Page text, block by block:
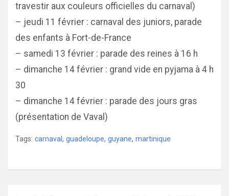
travestir aux couleurs officielles du carnaval)
– jeudi 11 février : carnaval des juniors, parade
des enfants à Fort-de-France
– samedi 13 février : parade des reines à 16 h
– dimanche 14 février : grand vide en pyjama à 4 h
30
– dimanche 14 février : parade des jours gras
(présentation de Vaval)
Tags: carnaval , guadeloupe, guyane, martinique